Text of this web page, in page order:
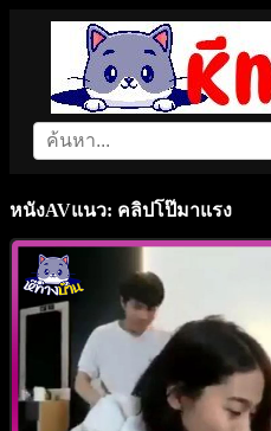
หนังAVแนว: คลิปโป๊มาแรง